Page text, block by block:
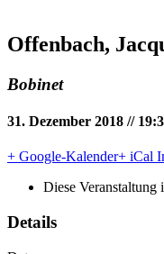
Offenbach,
Bobinet
31. Dezember 2018 //
+ Google-Kalender+ iCal
Diese Veranstaltung
Details